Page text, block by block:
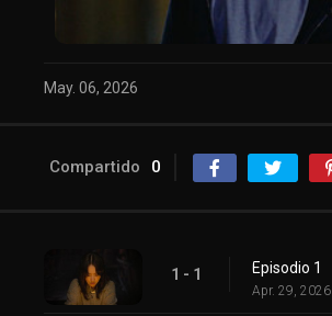
May. 06, 2026
Compartido 0
1 - 1 Episodio 1
Apr. 29, 2026